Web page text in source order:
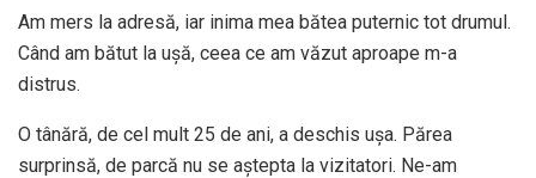
Am mers la adresă, iar inima mea bătea puternic tot drumul.
Când am bătut la ușă, ceea ce am văzut aproape m-a
distrus.
O tânără, de cel mult 25 de ani, a deschis ușa. Părea
surprinsă, de parcă nu se aștepta la vizitatori. Ne-am